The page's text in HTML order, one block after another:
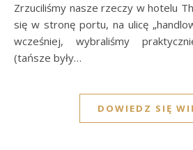
Zrzuciliśmy nasze rzeczy w hotelu
się w stronę portu, na ulicę
wcześniej, wybraliśmy
(tańsze były…
DOWIEDZ SIĘ